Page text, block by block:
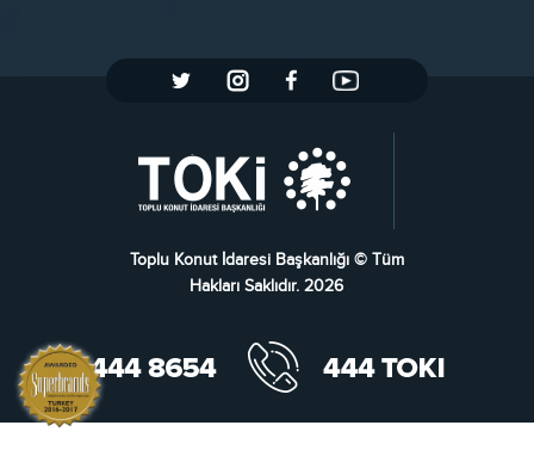
Toplu Konut İdaresi Başkanlığı © Tüm
Hakları Saklıdır. 2026